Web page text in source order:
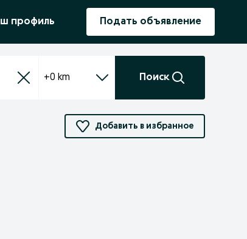
профиль Подать объявление
+0 km Поиск
Добавить в избранное